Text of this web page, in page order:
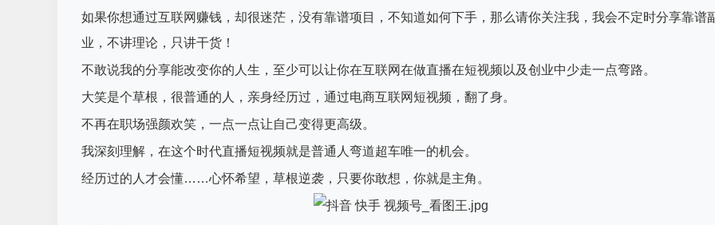
如果你想通过互联网赚钱，却很迷茫，没有靠谱项目，不知道如何下手，那么请你关注我，我会不定时分享靠谱
业，不讲理论，只讲干货！
不敢说我的分享能改变你的人生，至少可以让你在互联网在做直播在短视频以及创业中少走一点弯路。
大笑是个草根，很普通的人，亲身经历过，通过电商互联网短视频，翻了身。
不再在职场强颜欢笑，一点一点让自己变得更高级。
我深刻理解，在这个时代直播短视频就是普通人弯道超车唯一的机会。
经历过的人才会懂……心怀希望，草根逆袭，只要你敢想，你就是主角。